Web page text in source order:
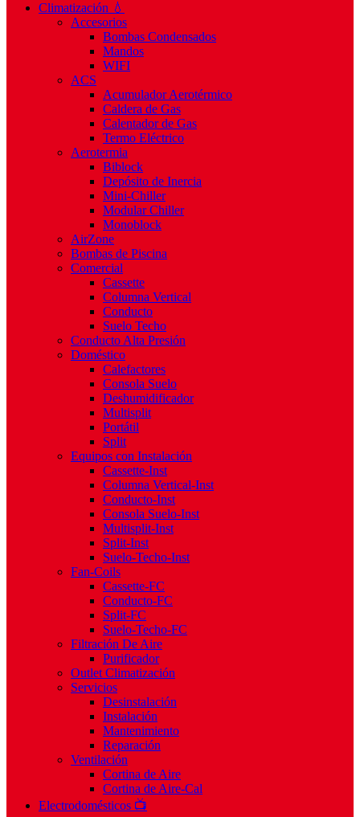
Climatización 💧
Accesorios
Bombas Condensados
Mandos
WIFI
ACS
Acumulador Aerotérmico
Caldera de Gas
Calentador de Gas
Termo Eléctrico
Aerotermia
Biblock
Depósito de Inercia
Mini-Chiller
Modular Chiller
Monoblock
AirZone
Bombas de Piscina
Comercial
Cassette
Columna Vertical
Conducto
Suelo Techo
Conducto Alta Presión
Doméstico
Calefactores
Consola Suelo
Deshumidificador
Multisplit
Portátil
Split
Equipos con Instalación
Cassette-Inst
Columna Vertical-Inst
Conducto-Inst
Consola Suelo-Inst
Multisplit-Inst
Split-Inst
Suelo-Techo-Inst
Fan-Coils
Cassette-FC
Conducto-FC
Split-FC
Suelo-Techo-FC
Filtración De Aire
Purificador
Outlet Climatización
Servicios
Desinstalación
Instalación
Mantenimiento
Reparación
Ventilación
Cortina de Aire
Cortina de Aire-Cal
Electrodomésticos 📺